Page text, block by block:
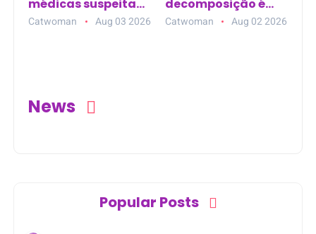
médicas suspeitas
de torturar
Catwoman Aug 03 2026
decomposição é
encontrado em
área de mata na
Catwoman Aug 02 2026
News
Popular Posts